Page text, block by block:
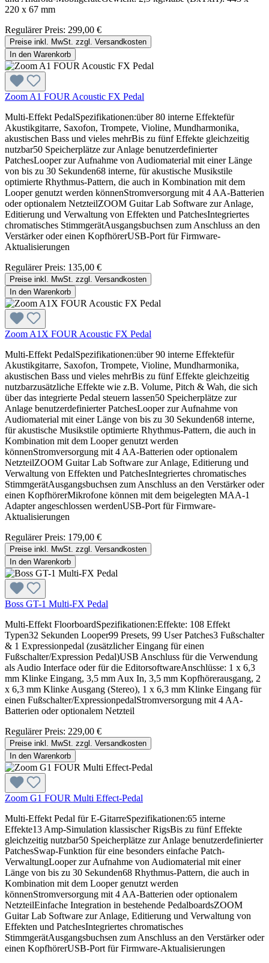
220 x 67 mm
Regulärer Preis: 299,00 €
Preise inkl. MwSt. zzgl. Versandkosten
In den Warenkorb
Zoom A1 FOUR Acoustic FX Pedal
Multi-Effekt PedalSpezifikationen:über 80 interne Effektefür
Akustikgitarre, Saxofon, Trompete, Violine, Mundharmonika,
akustischen Bass und vieles mehrBis zu fünf Effekte gleichzeitig
nutzbar50 Speicherplätze zur Anlage benutzerdefinierter
PatchesLooper zur Aufnahme von Audiomaterial mit einer Länge
von bis zu 30 Sekunden68 interne, für akustische Musikstile
optimierte Rhythmus-Pattern, die auch in Kombination mit dem
Looper genutzt werden könnenStromversorgung mit 4 AA-Batterien
oder optionalem NetzteilZOOM Guitar Lab Software zur Anlage,
Editierung und Verwaltung von Effekten und PatchesIntegriertes
chromatisches StimmgerätAusgangsbuchsen zum Anschluss an den
Verstärker oder einen KopfhörerUSB-Port für Firmware-
Aktualisierungen
Regulärer Preis: 135,00 €
Preise inkl. MwSt. zzgl. Versandkosten
In den Warenkorb
Zoom A1X FOUR Acoustic FX Pedal
Multi-Effekt PedalSpezifikationen:über 90 interne Effektefür
Akustikgitarre, Saxofon, Trompete, Violine, Mundharmonika,
akustischen Bass und vieles mehrBis zu fünf Effekte gleichzeitig
nutzbarzusätzliche Effekte wie z.B. Volume, Pitch & Wah, die sich
über das integrierte Pedal steuern lassen50 Speicherplätze zur
Anlage benutzerdefinierter PatchesLooper zur Aufnahme von
Audiomaterial mit einer Länge von bis zu 30 Sekunden68 interne,
für akustische Musikstile optimierte Rhythmus-Pattern, die auch in
Kombination mit dem Looper genutzt werden
könnenStromversorgung mit 4 AA-Batterien oder optionalem
NetzteilZOOM Guitar Lab Software zur Anlage, Editierung und
Verwaltung von Effekten und PatchesIntegriertes chromatisches
StimmgerätAusgangsbuchsen zum Anschluss an den Verstärker oder
einen KopfhörerMikrofone können mit dem beigelegten MAA-1
Adapter angeschlossen werdenUSB-Port für Firmware-
Aktualisierungen
Regulärer Preis: 179,00 €
Preise inkl. MwSt. zzgl. Versandkosten
In den Warenkorb
Boss GT-1 Multi-FX Pedal
Multi-Effekt FloorboardSpezifikationen:Effekte: 108 Effekt
Typen32 Sekunden Looper99 Presets, 99 User Patches3 Fußschalter
& 1 Expressionpedal (zusätzlicher Eingang für einen
Fußschalter/Expression Pedal)USB Anschluss für die Verwendung
als Audio Interface oder für die EditorsoftwareAnschlüsse: 1 x 6,3
mm Klinke Eingang, 3,5 mm Aux In, 3,5 mm Kopfhörerausgang, 2
x 6,3 mm Klinke Ausgang (Stereo), 1 x 6,3 mm Klinke Eingang für
einen Fußschalter/ExpressionpedalStromversorgung mit 4 AA-
Batterien oder optionalem Netzteil
Regulärer Preis: 229,00 €
Preise inkl. MwSt. zzgl. Versandkosten
In den Warenkorb
Zoom G1 FOUR Multi Effect-Pedal
Multi-Effekt Pedal für E-GitarreSpezifikationen:65 interne
Effekte13 Amp-Simulation klassischer RigsBis zu fünf Effekte
gleichzeitig nutzbar50 Speicherplätze zur Anlage benutzerdefinierter
PatchesSwap-Funktion für eine besonders einfache Patch-
VerwaltungLooper zur Aufnahme von Audiomaterial mit einer
Länge von bis zu 30 Sekunden68 Rhythmus-Pattern, die auch in
Kombination mit dem Looper genutzt werden
könnenStromversorgung mit 4 AA-Batterien oder optionalem
NetzteilEinfache Integration in bestehende PedalboardsZOOM
Guitar Lab Software zur Anlage, Editierung und Verwaltung von
Effekten und PatchesIntegriertes chromatisches
StimmgerätAusgangsbuchsen zum Anschluss an den Verstärker oder
einen KopfhörerUSB-Port für Firmware-Aktualisierungen